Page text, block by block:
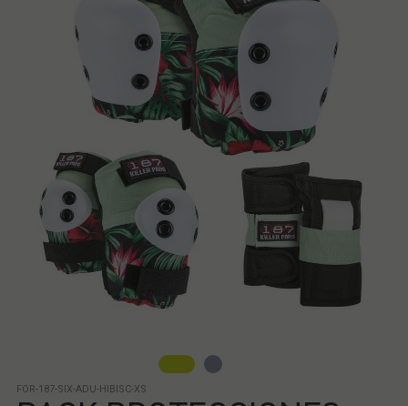
FOR-187-SIX-ADU-HIBISC-XS